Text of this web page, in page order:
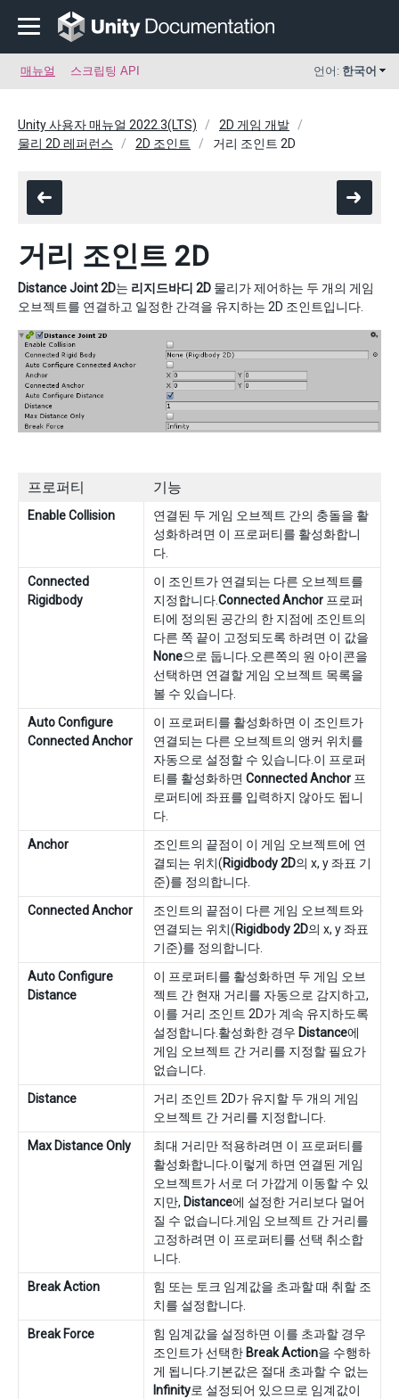
매뉴얼 스크립팅 API 언어: 한국어
Unity 사용자 매뉴얼 2022.3(LTS)
2D 게임 개발
물리 2D 레퍼런스
2D 조인트 거리 조인트 2D
거리 조인트 2D
Distance Joint 2D는 리지드바디 2D 물리가 제어하는 두 개의 게임
오브젝트를 연결하고 일정한 간격을 유지하는 2D 조인트입니다.
프로퍼티 기능
Enable Collision
연결된 두 게임 오브젝트 간의 충돌을 활
성화하려면 이 프로퍼티를 활성화합니
다.
Connected
Rigidbody
이 조인트가 연결되는 다른 오브젝트를
지정합니다.Connected Anchor 프로퍼
티에 정의된 공간의 한 지점에 조인트의
다른 쪽 끝이 고정되도록 하려면 이 값을
None으로 둡니다.오른쪽의 원 아이콘을
선택하면 연결할 게임 오브젝트 목록을
볼 수 있습니다.
Auto Configure
Connected Anchor
이 프로퍼티를 활성화하면 이 조인트가
연결되는 다른 오브젝트의 앵커 위치를
자동으로 설정할 수 있습니다.이 프로퍼
티를 활성화하면 Connected Anchor 프
로퍼티에 좌표를 입력하지 않아도 됩니
다.
Anchor
조인트의 끝점이 이 게임 오브젝트에 연
결되는 위치(Rigidbody 2D의 x, y 좌표 기
준)를 정의합니다.
Connected Anchor
조인트의 끝점이 다른 게임 오브젝트와
연결되는 위치(Rigidbody 2D의 x, y 좌표
기준)를 정의합니다.
Auto Configure
Distance
이 프로퍼티를 활성화하면 두 게임 오브
젝트 간 현재 거리를 자동으로 감지하고,
이를 거리 조인트 2D가 계속 유지하도록
설정합니다.활성화한 경우 Distance에
게임 오브젝트 간 거리를 지정할 필요가
없습니다.
Distance
거리 조인트 2D가 유지할 두 개의 게임
오브젝트 간 거리를 지정합니다.
Max Distance Only
최대 거리만 적용하려면 이 프로퍼티를
활성화합니다.이렇게 하면 연결된 게임
오브젝트가 서로 더 가깝게 이동할 수 있
지만, Distance에 설정한 거리보다 멀어
질 수 없습니다.게임 오브젝트 간 거리를
고정하려면 이 프로퍼티를 선택 취소합
니다.
Break Action
힘 또는 토크 임계값을 초과할 때 취할 조
치를 설정합니다.
Break Force
힘 임계값을 설정하면 이를 초과할 경우
조인트가 선택한 Break Action을 수행하
게 됩니다.기본값은 절대 초과할 수 없는
Infinity로 설정되어 있으므로 임계값이